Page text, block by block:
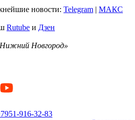
новости: Telegram | MAКС
Rutube и Дзен
Новгород»
916-32-83